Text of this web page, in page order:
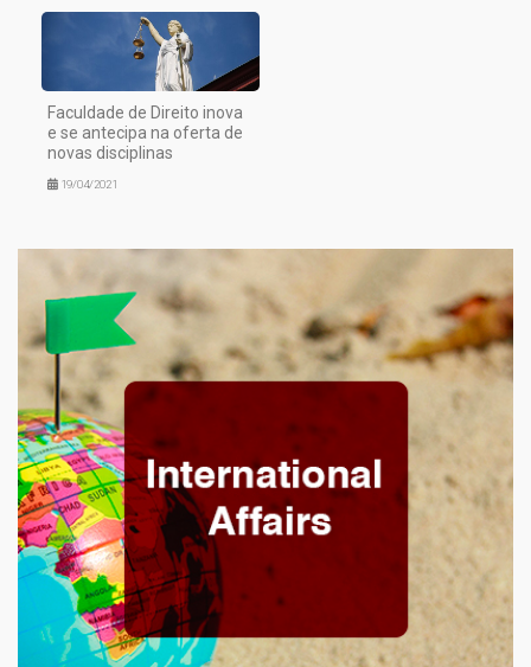
Faculdade de Direito inova
e se antecipa na oferta de
novas disciplinas
19/04/2021